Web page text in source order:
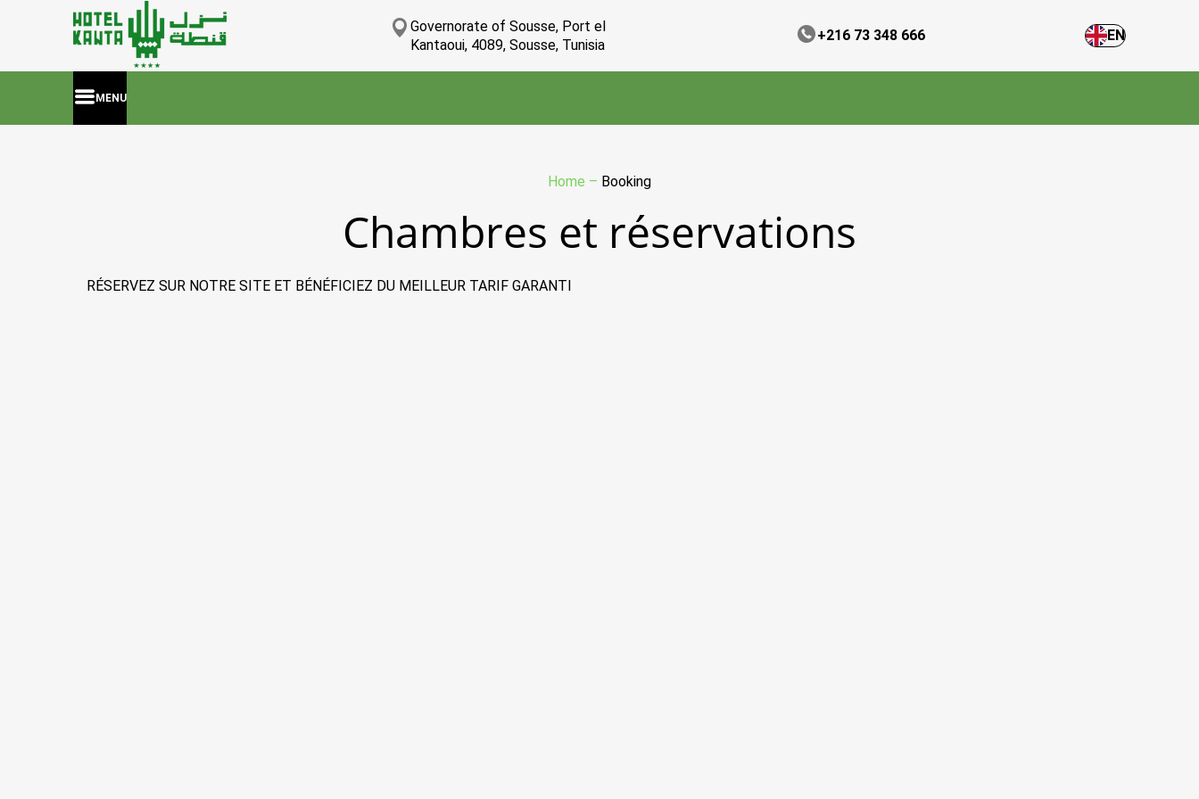
Governorate of Sousse, Port el
Kantaoui, 4089, Sousse, Tunisia
+216 73 348 666 EN
MENU
Home – Booking
Chambres et réservations
RÉSERVEZ SUR NOTRE SITE ET BÉNÉFICIEZ DU MEILLEUR TARIF GARANTI